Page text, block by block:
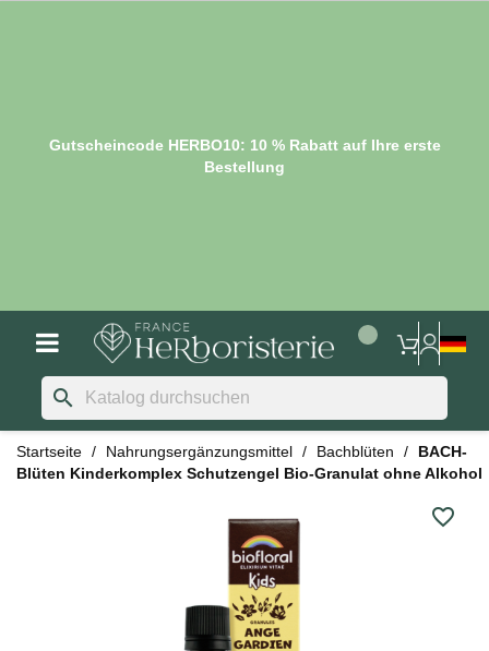
Gutscheincode HERBO10: 10 % Rabatt auf Ihre erste
Bestellung
search
Startseite Nahrungsergänzungsmittel Bachblüten
BACH-
Blüten Kinderkomplex Schutzengel Bio-Granulat ohne Alkohol
favorite_border